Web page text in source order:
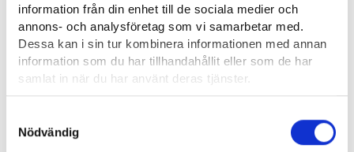
information från din enhet till de sociala medier och
annons- och analysföretag som vi samarbetar med.
Dessa kan i sin tur kombinera informationen med annan
information som du har tillhandahållit eller som de har
samlat in när du har använt deras tjänster.
Cookies
Nödvändig
Aikatauluihin saattaa tulla muutoksia. Kerromme Satakunnan
työllisyysalueen päivän vieraat ja aikataulut ennakkoon
edellisenä päivänä Facebook-tapahtumassamme ja
Instagramissa.